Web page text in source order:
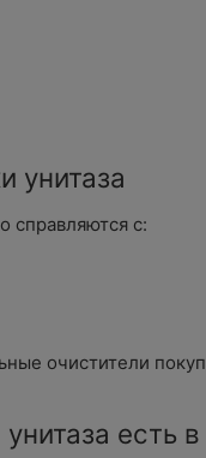
унитаза
справляются с:
очистители
есть в